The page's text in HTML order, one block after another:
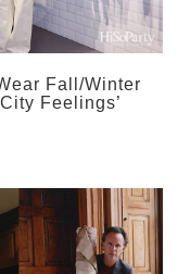
Fall/Winter
Feelings’